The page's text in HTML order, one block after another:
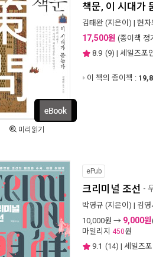
미리읽기
책문, 이 시대가
김태완 (지은이) | 현자
17,500원 (종이책 정
8.9 (9) | 세일즈포
이 책의 종이책 :
ePub
크리미널 조선 -
박영규 (지은이) | 김영
10,000원 → 9,000원
마일리지 450원
9.1 (14) | 세일즈